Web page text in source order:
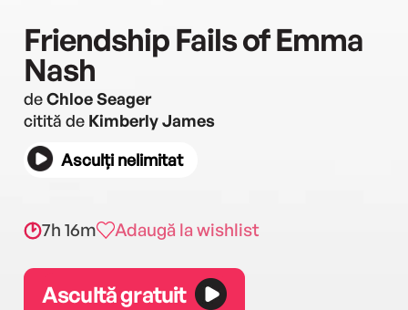
Friendship Fails of Emma
Nash
deChloe Seager
citită de Kimberly James
Asculți nelimitat
7h 16m Adaugă la wishlist
Ascultă gratuit